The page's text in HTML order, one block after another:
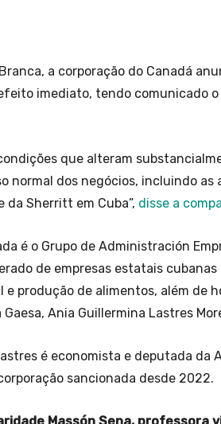
a corporação do Canadá
imediato, tendo comunicado
que alteram
normal dos negócios, incluindo
Sherritt em Cuba”, disse a
é o Grupo de Administración
de empresas estatais
e produção de alimentos, além de
Ania Guillermina Lastres
é economista e deputada da
sancionada desde 2022.